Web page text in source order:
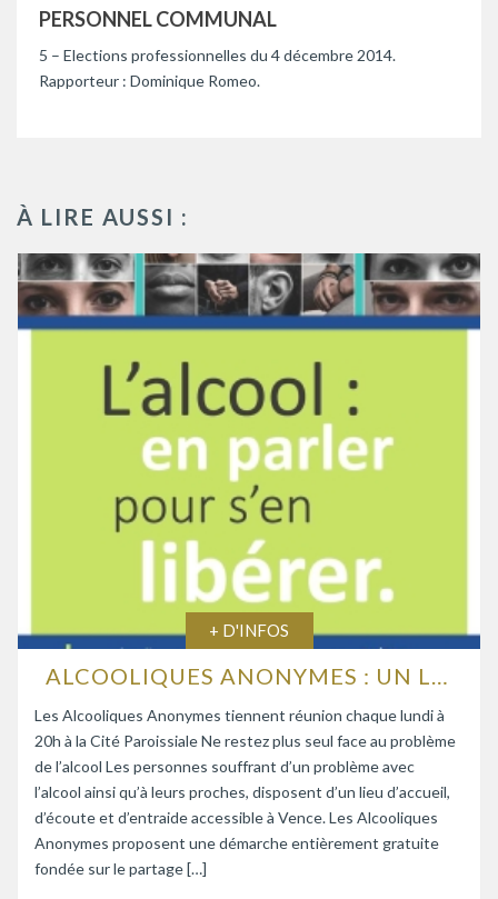
PERSONNEL COMMUNAL
5 – Elections professionnelles du 4 décembre 2014.
Rapporteur : Dominique Romeo.
À LIRE AUSSI :
+ D'INFOS
ALCOOLIQUES ANONYMES : UN LIEU D’ÉCOUTE ET D’ENTRAIDE
Les Alcooliques Anonymes tiennent réunion chaque lundi à
20h à la Cité Paroissiale Ne restez plus seul face au problème
de l’alcool Les personnes souffrant d’un problème avec
l’alcool ainsi qu’à leurs proches, disposent d’un lieu d’accueil,
d’écoute et d’entraide accessible à Vence. Les Alcooliques
Anonymes proposent une démarche entièrement gratuite
fondée sur le partage […]